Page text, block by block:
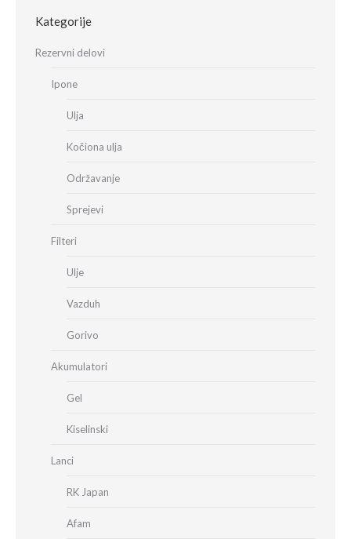
Kategorije
Rezervni delovi
Ipone
Ulja
Kočiona ulja
Održavanje
Sprejevi
Filteri
Ulje
Vazduh
Gorivo
Akumulatori
Gel
Kiselinski
Lanci
RK Japan
Afam